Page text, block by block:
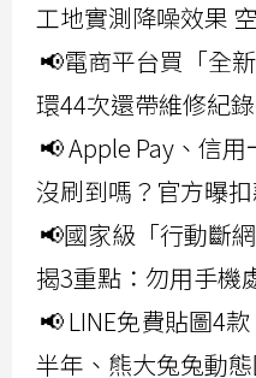
工地實測降噪效果
📢電商平台買「全
環44次還帶維修紀
📢 Apple Pay、信
沒刷到嗎？官方曝
📢國家級「行動斷
揭3重點：勿用手機
📢 LINE免費貼圖4
半年、熊大兔兔動